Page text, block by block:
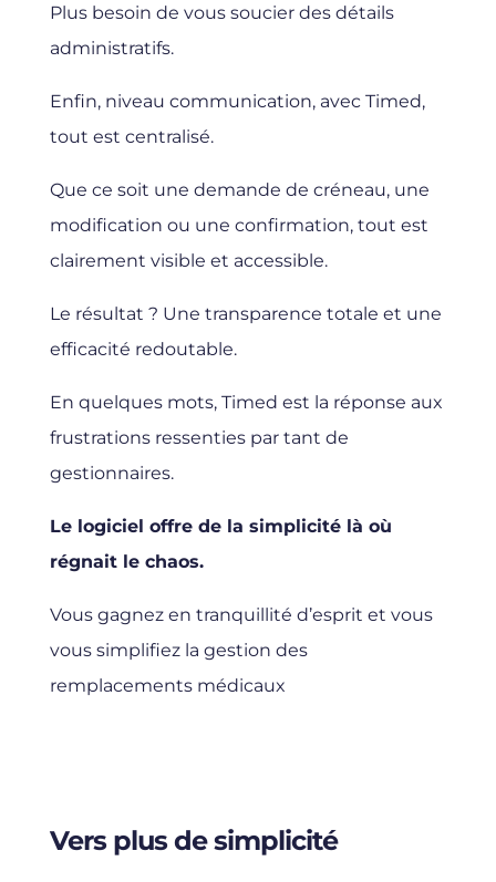
Plus besoin de vous soucier des détails
administratifs.
Enfin, niveau communication, avec Timed,
tout est centralisé.
Que ce soit une demande de créneau, une
modification ou une confirmation, tout est
clairement visible et accessible.
Le résultat ? Une transparence totale et une
efficacité redoutable.
En quelques mots, Timed est la réponse aux
frustrations ressenties par tant de
gestionnaires.
Le logiciel offre de la simplicité là où
régnait le chaos.
Vous gagnez en tranquillité d’esprit et vous
vous simplifiez la gestion des
remplacements médicaux
Vers plus de simplicité